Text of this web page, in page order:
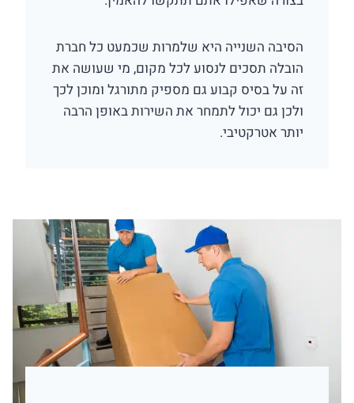
הסיבה השנייה היא שלמרות שכמעט כל חברת
הובלה תסכים לנסוע לכל מקום, מי שעושה את
זה על בסיס קבוע גם מספיק מתורגל ומוכן לכך
ולכן גם יכול לתמחר את השירות באופן הרבה
יותר אטרקטיבי.